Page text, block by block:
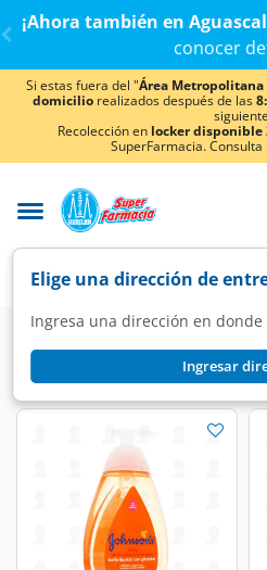
< div class="carousel-inner">
¡Ahora también en
conocer
Si estas fuera del "Área Metropolitana
domicilio realizados después de las
Recolección en locker disponible
SuperFarmacia.
Elige una dirección de
Ingresa una dirección en
Ingresar
Super Bebés
Higiene y
Shampoo y Jabón
Shampoo y Jabón(34